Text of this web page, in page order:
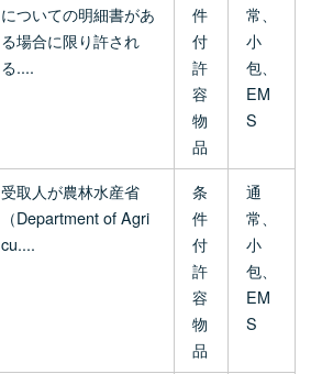
についての明細書があ
る場合に限り許され
る....
件
付
許
容
物
品
常、
小
包、
EM
S
受取人が農林水産省
（Department of Agri
cu....
条
件
付
許
容
物
品
通
常、
小
包、
EM
S